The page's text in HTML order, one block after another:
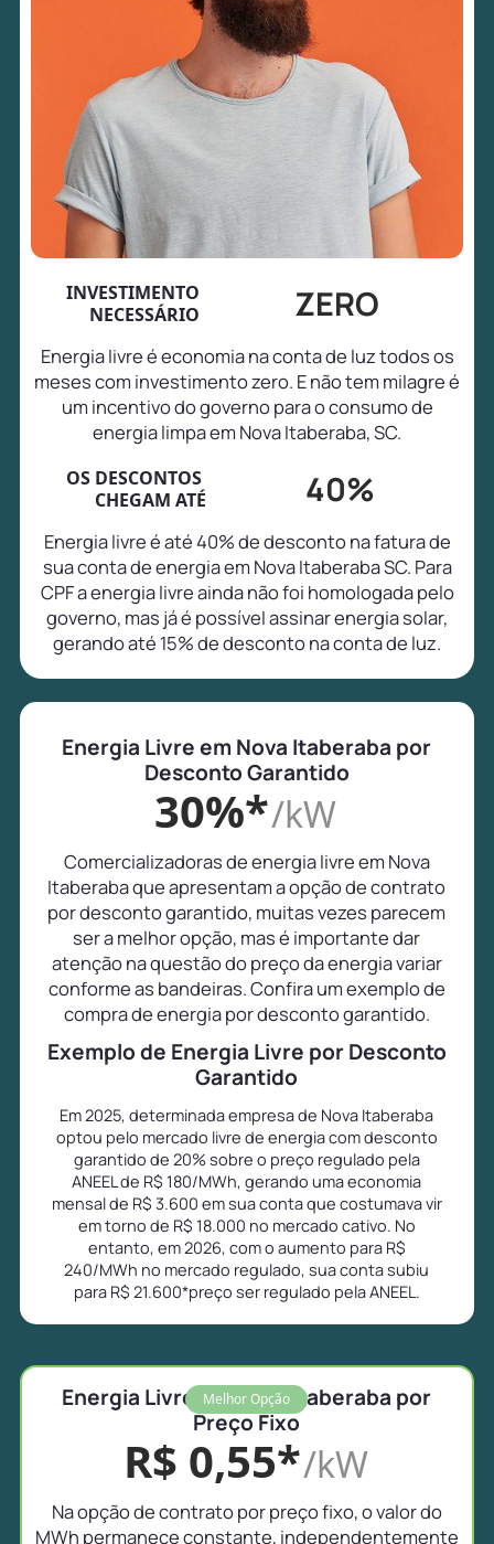
INVESTIMENTO
NECESSÁRIO
ZERO
Energia livre é economia na conta de luz todos os
meses com investimento zero. E não tem milagre é
um incentivo do governo para o consumo de
energia limpa em Nova Itaberaba, SC.
OS DESCONTOS
CHEGAM ATÉ
40%
Energia livre é até 40% de desconto na fatura de
sua conta de energia em Nova Itaberaba SC. Para
CPF a energia livre ainda não foi homologada pelo
governo, mas já é possível assinar energia solar,
gerando até 15% de desconto na conta de luz.
Energia Livre em Nova Itaberaba por
Desconto Garantido
30%*/kW
Comercializadoras de energia livre em Nova
Itaberaba que apresentam a opção de contrato
por desconto garantido, muitas vezes parecem
ser a melhor opção, mas é importante dar
atenção na questão do preço da energia variar
conforme as bandeiras. Confira um exemplo de
compra de energia por desconto garantido.
Exemplo de Energia Livre por Desconto
Garantido
Em 2025, determinada empresa de Nova Itaberaba
optou pelo mercado livre de energia com desconto
garantido de 20% sobre o preço regulado pela
ANEEL de R$ 180/MWh, gerando uma economia
mensal de R$ 3.600 em sua conta que costumava vir
em torno de R$ 18.000 no mercado cativo. No
entanto, em 2026, com o aumento para R$
240/MWh no mercado regulado, sua conta subiu
para R$ 21.600*preço ser regulado pela ANEEL.
Melhor Opção
Energia Livre em Nova Itaberaba por
Preço Fixo
R$ 0,55*/kW
Na opção de contrato por preço fixo, o valor do
MWh permanece constante, independentemente